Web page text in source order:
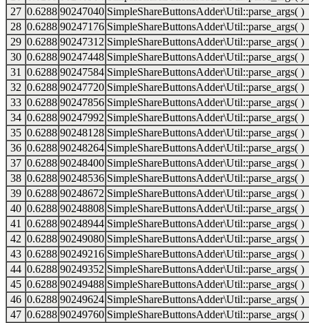
27 0.6288 90247040 SimpleShareButtonsAdder\Util::parse_args( )
28 0.6288 90247176 SimpleShareButtonsAdder\Util::parse_args( )
29 0.6288 90247312 SimpleShareButtonsAdder\Util::parse_args( )
30 0.6288 90247448 SimpleShareButtonsAdder\Util::parse_args( )
31
0.6288 90247584 SimpleShareButtonsAdder\Util::parse_args( )
32 0.6288 90247720 SimpleShareButtonsAdder\Util::parse_args( )
33 0.6288 90247856 SimpleShareButtonsAdder\Util::parse_args( )
34 0.6288 90247992 SimpleShareButtonsAdder\Util::parse_args( )
35 0.6288 90248128 SimpleShareButtonsAdder\Util::parse_args( )
36 0.6288 90248264 SimpleShareButtonsAdder\Util::parse_args( )
37 0.6288 90248400 SimpleShareButtonsAdder\Util::parse_args( )
38 0.6288 90248536 SimpleShareButtonsAdder\Util::parse_args( )
39 0.6288 90248672 SimpleShareButtonsAdder\Util::parse_args( )
40 0.6288 90248808 SimpleShareButtonsAdder\Util::parse_args( )
41
0.6288 90248944 SimpleShareButtonsAdder\Util::parse_args( )
42 0.6288 90249080 SimpleShareButtonsAdder\Util::parse_args( )
43 0.6288 90249216 SimpleShareButtonsAdder\Util::parse_args( )
44 0.6288 90249352 SimpleShareButtonsAdder\Util::parse_args( )
45 0.6288 90249488 SimpleShareButtonsAdder\Util::parse_args( )
46 0.6288 90249624 SimpleShareButtonsAdder\Util::parse_args( )
47 0.6288 90249760 SimpleShareButtonsAdder\Util::parse_args( )